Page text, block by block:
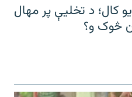
کال؛ د تخلیې پر مهال
څوک و؟